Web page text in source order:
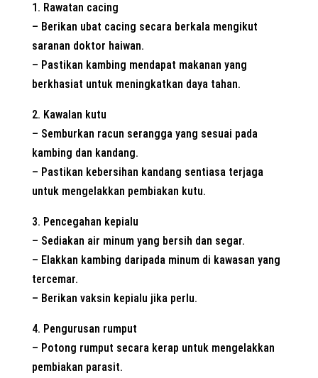
1. Rawatan cacing
– Berikan ubat cacing secara berkala mengikut
saranan doktor haiwan.
– Pastikan kambing mendapat makanan yang
berkhasiat untuk meningkatkan daya tahan.
2. Kawalan kutu
– Semburkan racun serangga yang sesuai pada
kambing dan kandang.
– Pastikan kebersihan kandang sentiasa terjaga
untuk mengelakkan pembiakan kutu.
3. Pencegahan kepialu
– Sediakan air minum yang bersih dan segar.
– Elakkan kambing daripada minum di kawasan yang
tercemar.
– Berikan vaksin kepialu jika perlu.
4. Pengurusan rumput
– Potong rumput secara kerap untuk mengelakkan
pembiakan parasit.